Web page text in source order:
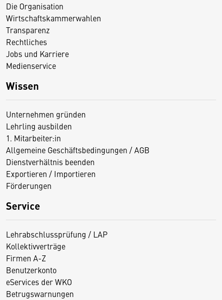
Die Organisation
Wirtschaftskammerwahlen
Transparenz
Rechtliches
Jobs und Karriere
Medienservice
Wissen
Unternehmen gründen
Lehrling ausbilden
1. Mitarbeiter:in
Allgemeine Geschäftsbedingungen / AGB
Dienstverhältnis beenden
Exportieren / Importieren
Förderungen
Service
Lehrabschlussprüfung / LAP
Kollektivverträge
Firmen A-Z
Benutzerkonto
eServices der WKO
Betrugswarnungen